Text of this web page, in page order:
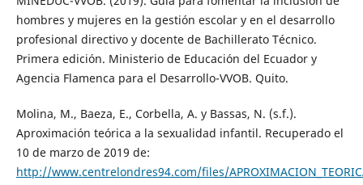
hombres y mujeres en la gestión escolar y en el desarrollo
profesional directivo y docente de Bachillerato Técnico.
Primera edición. Ministerio de Educación del Ecuador y
Agencia Flamenca para el Desarrollo-VVOB. Quito.
Molina, M., Baeza, E., Corbella, A. y Bassas, N. (s.f.).
Aproximación teórica a la sexualidad infantil. Recuperado el
10 de marzo de 2019 de:
http://www.centrelondres94.com/files/